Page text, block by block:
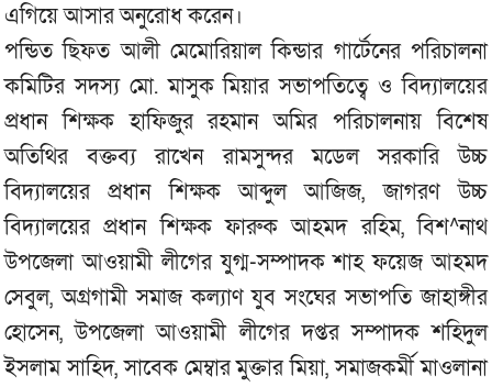
এগিয়ে আসার অনুরোধ করেন।
পন্ডিত ছিফত আলী মেমোরিয়াল কিন্ডার গার্টেনের পরিচালনা
কমিটির সদস্য মো. মাসুক মিয়ার সভাপতিত্বে ও বিদ্যালয়ের
প্রধান শিক্ষক হাফিজুর রহমান অমির পরিচালনায় বিশেষ
অতিথির বক্তব্য রাখেন রামসুন্দর মডেল সরকারি উচ্চ
বিদ্যালয়ের প্রধান শিক্ষক আব্দুল আজিজ, জাগরণ উচ্চ
বিদ্যালয়ের প্রধান শিক্ষক ফারুক আহমদ রহিম, বিশ^নাথ
উপজেলা আওয়ামী লীগের যুগ্ম-সম্পাদক শাহ ফয়েজ আহমদ
সেবুল, অগ্রগামী সমাজ কল্যাণ যুব সংঘের সভাপতি জাহাঙ্গীর
হোসেন, উপজেলা আওয়ামী লীগের দপ্তর সম্পাদক শহিদুল
ইসলাম সাহিদ, সাবেক মেম্বার মুক্তার মিয়া, সমাজকর্মী মাওলানা